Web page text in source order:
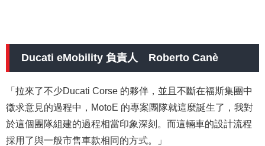
Ducati eMobility 負責人 Roberto Canè
「拉來了不少Ducati Corse 的夥伴，並且不斷在福斯集團中
徵求意見的過程中，MotoE 的專案團隊就這麼誕生了，我對
於這個團隊組建的過程相當印象深刻。而這輛車的設計流程
採用了與一般市售車款相同的方式。」